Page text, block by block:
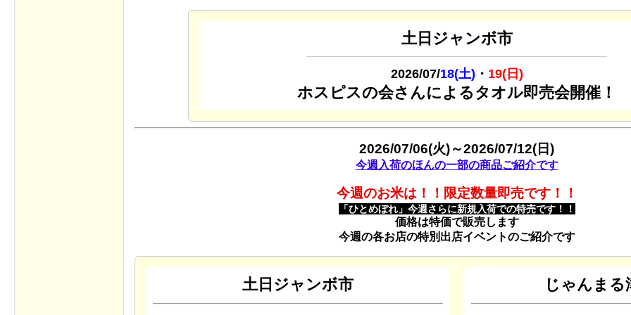
土日ジャンボ市
2026/07/18(土) ・ 19(日)
ホスピスの会さんによるタオル即売会開催！
2026/07/06(火)～2026/07/12(日)
今週入荷のほんの一部の商品ご紹介です
今週のお米は！！限定数量即売です！！
「ひとめぼれ」今週さらに新規入荷での特売です！！
価格は特価で販売します
今週の各お店の特別出店イベントのご紹介です
土日ジャンボ市 じゃんまる